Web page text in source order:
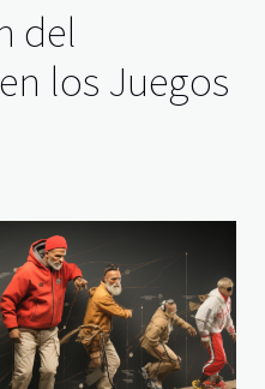
del
los Juegos